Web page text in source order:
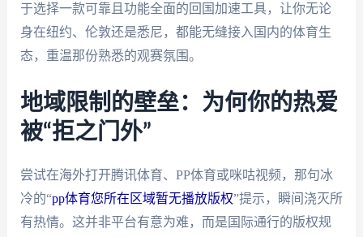
于选择一款可靠且功能全面的回国加速工具，让你无论
身在纽约、伦敦还是悉尼，都能无缝接入国内的体育生
态，重温那份熟悉的观赛氛围。
地域限制的壁垒：为何你的热爱
被“拒之门外”
尝试在海外打开腾讯体育、PP体育或咪咕视频，那句冰
冷的“pp体育您所在区域暂无播放版权”提示，瞬间浇灭所
有热情。这并非平台有意为难，而是国际通行的版权规